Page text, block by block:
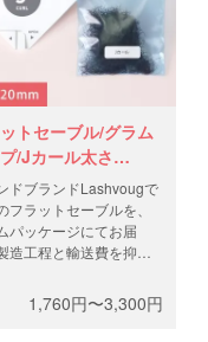
トセーブル/グラム
/Jカール太さ
ドブランドLashvougで
フラットセーブルを、
パッケージにてお届
造工程と輸送費を抑
低価格で。0.5gと1gから
ください。
1,760円〜3,300円